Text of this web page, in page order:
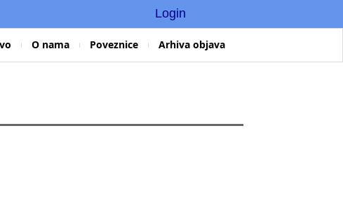
Login
O nama Poveznice Arhiva objava